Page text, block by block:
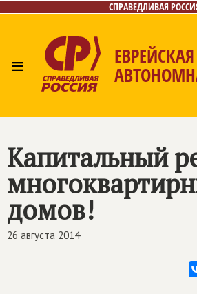
СПРАВЕДЛИВАЯ
≡ ЕВРЕЙСКАЯ
Контакты
Капитальный
домов!
26 августа 2014